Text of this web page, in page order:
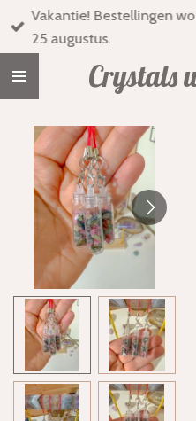
Ga
direct
Crystals
Vakantie! Bestellingen
25 augustus.